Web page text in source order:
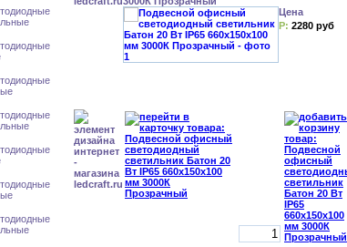
Цена
Р: 2280 руб